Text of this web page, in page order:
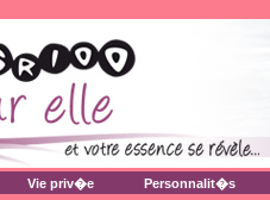
Vie priv�e Personnalit�s